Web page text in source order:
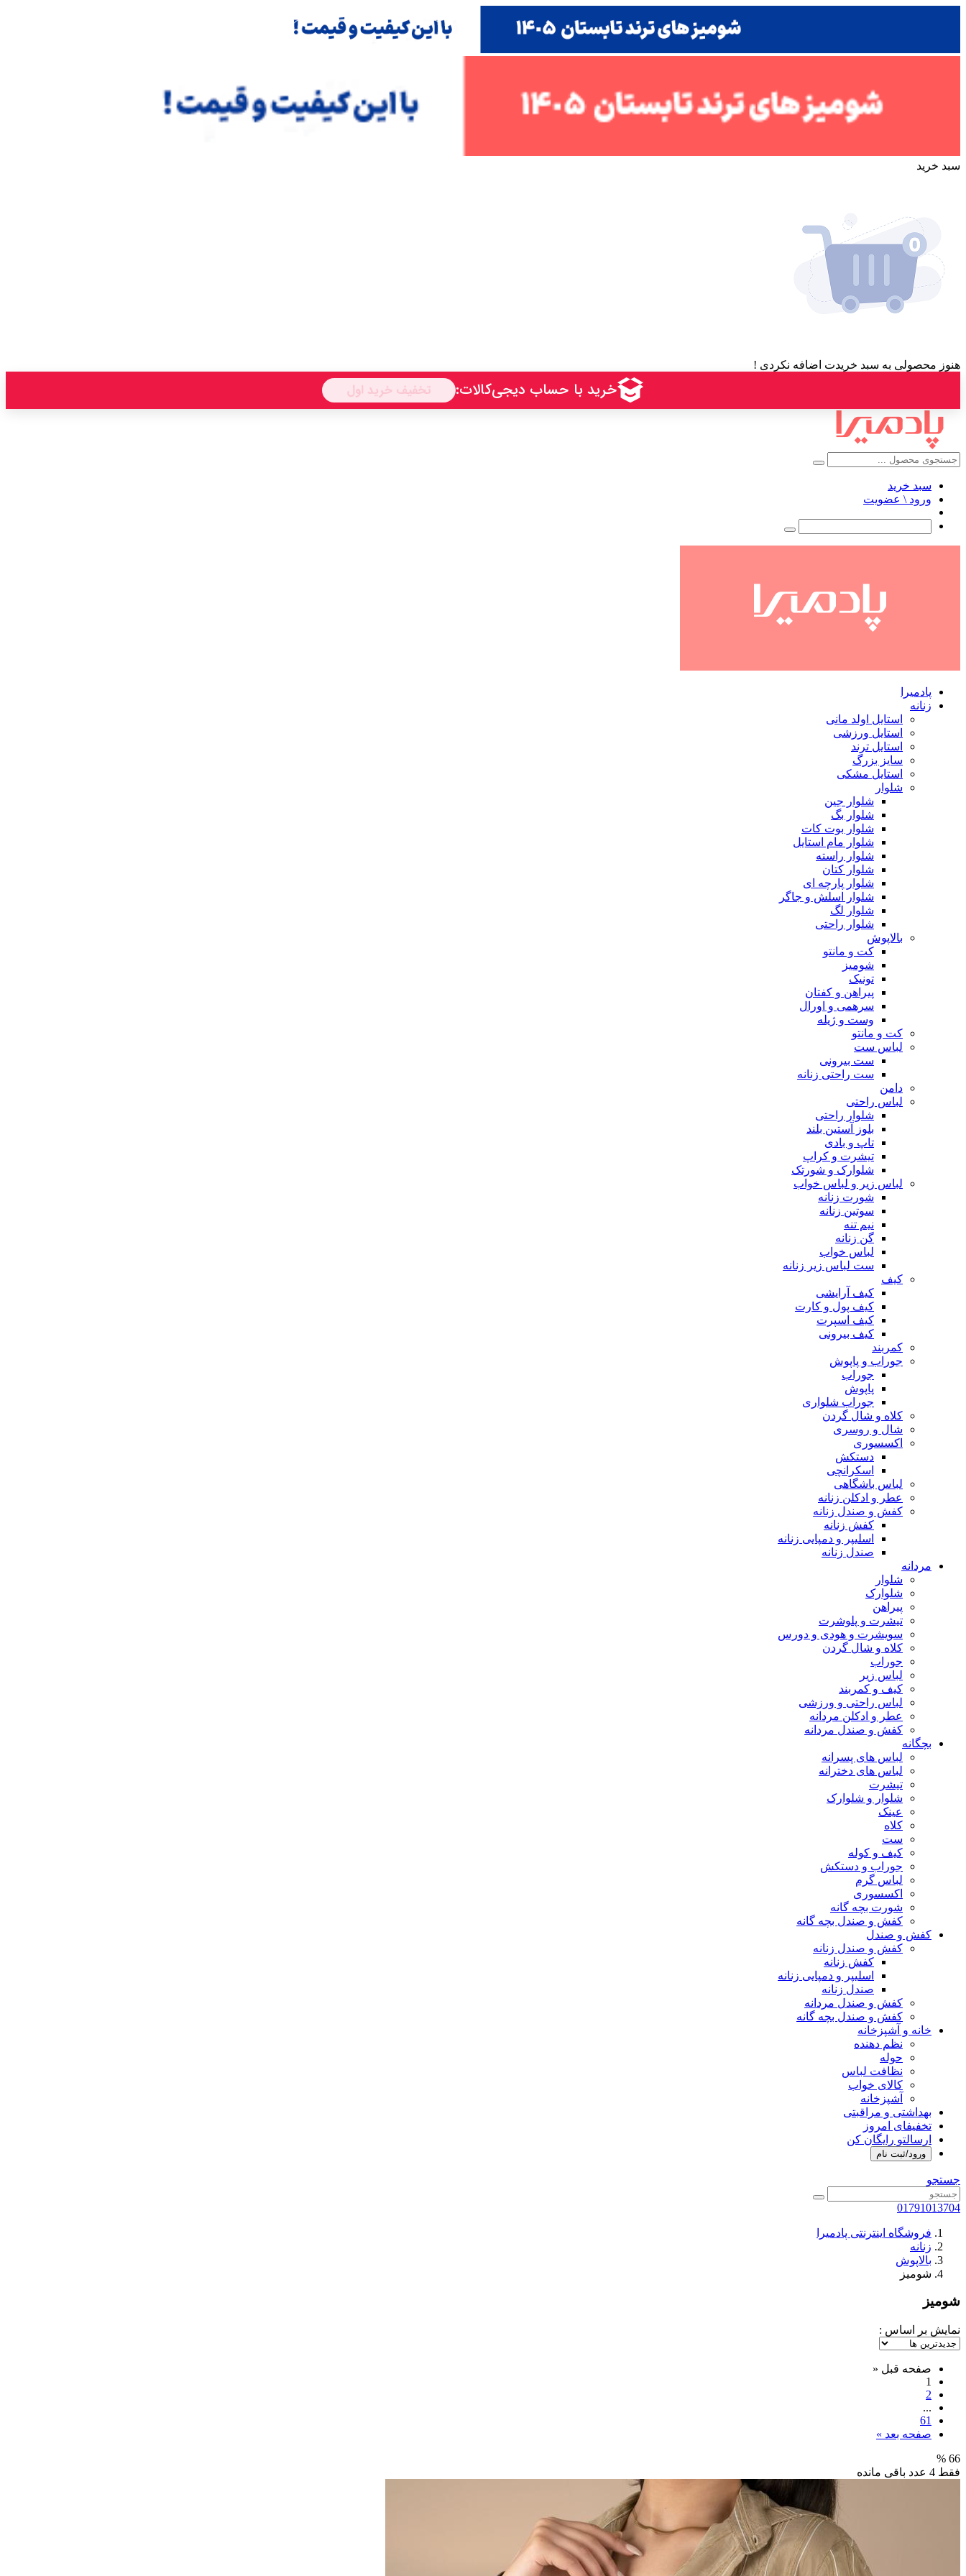
سبد خرید
هنوز محصولی به سبد خریدت اضافه نکردی !
سبد خرید
ورود \ عضویت
پادمیرا
زنانه
استایل اولد مانی
استایل ورزشی
استایل ترند
سایز بزرگ
استایل مشکی
شلوار
شلوار جین
شلوار بگ
شلوار بوت کات
شلوار مام استایل
شلوار راسته
شلوار کتان
شلوار پارچه ای
شلوار اسلش و جاگر
شلوار لگ
شلوار راحتی
بالاپوش
کت و مانتو
شومیز
تونیک
پیراهن و کفتان
سرهمی و اورال
وست و ژیله
کت و مانتو
لباس ست
ست بیرونی
ست راحتی زنانه
دامن
لباس راحتی
شلوار راحتی
بلوز آستین بلند
تاپ و بادی
تیشرت و کراپ
شلوارک و شورتک
لباس زیر و لباس خواب
شورت زنانه
سوتین زنانه
نیم تنه
گن زنانه
لباس خواب
ست لباس زیر زنانه
کیف
کیف آرایشی
کیف پول و کارت
کیف اسپرت
کیف بیرونی
کمربند
جوراب و پاپوش
جوراب
پاپوش
جوراب شلواری
کلاه و شال گردن
شال و روسری
اکسسوری
دستکش
اسکرانچی
لباس باشگاهی
عطر و ادکلن زنانه
کفش و صندل زنانه
کفش زنانه
اسلیپر و دمپایی زنانه
صندل زنانه
مردانه
شلوار
شلوارک
پیراهن
تیشرت و پلوشرت
سویشرت و هودی و دورس
کلاه و شال گردن
جوراب
لباس زیر
کیف و کمربند
لباس راحتی و ورزشی
عطر و ادکلن مردانه
کفش و صندل مردانه
بچگانه
لباس های پسرانه
لباس های دخترانه
تیشرت
شلوار و شلوارک
عینک
کلاه
ست
کیف و کوله
جوراب و دستکش
لباس گرم
اکسسوری
شورت بچه گانه
کفش و صندل بچه گانه
کفش و صندل
کفش و صندل زنانه
کفش زنانه
اسلیپر و دمپایی زنانه
صندل زنانه
کفش و صندل مردانه
کفش و صندل بچه گانه
خانه و آشپزخانه
نظم دهنده
حوله
نظافت لباس
کالای خواب
آشپزخانه
بهداشتی و مراقبتی
تخفیفای امروز
ارسالتو رایگان کن
ورود/ثبت نام
جستجو
01791013704
فروشگاه اینترنتی پادمیرا
زنانه
بالاپوش
شومیز
شومیز
نمایش بر اساس :
صفحه قبل «
1
2
...
61
صفحه بعد »
66 %
فقط 4 عدد باقی مانده